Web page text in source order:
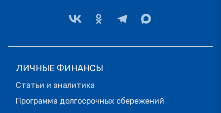
ЛИЧНЫЕ ФИНАНСЫ
Статьи и аналитика
Программа долгосрочных сбережений